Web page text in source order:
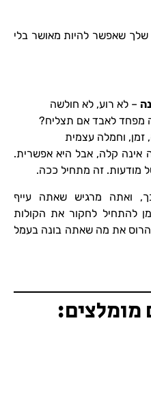
שאפשר להיות מאושר בלי
– לא רוע, לא חולשה
מפחד לאבד אם תצליח?
זמן, וחמלה עצמית
אינה קלה, אבל היא אפשרית.
מודעות. זה מתחיל ככה.
ואתה מרגיש שאתה עייף
להתחיל לחקור את הקולות
את מה שאתה בונה בעמל
מומלצים: